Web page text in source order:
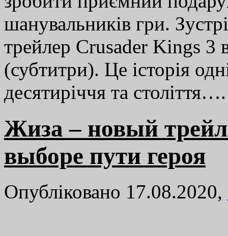
шанувальників гри.
трейлер Crusader Kings 3
(субтитри). Це історія
десятиріччя та
Жиза – новый
выборе пути героя
Опубліковано 17.08.2020,